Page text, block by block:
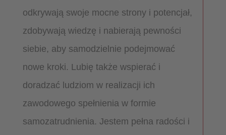
odkrywają swoje mocne strony i potencjał,
zdobywają wiedzę i nabierają pewności
siebie, aby samodzielnie podejmować
nowe kroki. Lubię także wspierać i
doradzać ludziom w realizacji ich
zawodowego spełnienia w formie
samozatrudnienia. Jestem pełna radości i